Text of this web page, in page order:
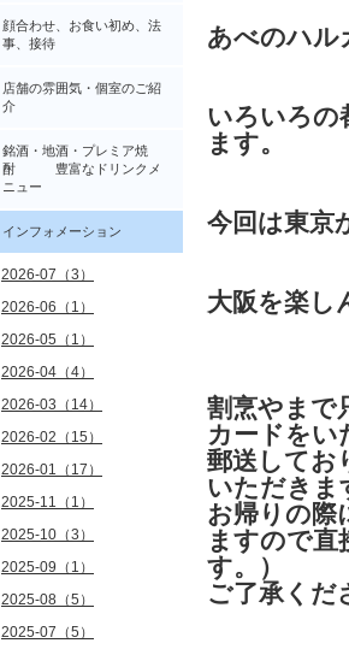
あべのハル
いろいろの
ます。
今回は東京
大阪を楽し
割烹やまで
カードをい
郵送してお
いただきま
お帰りの際
ますので
す。）
ご了承くだ
顔合わせ、お食い初め、法
事、接待
店舗の雰囲気・個室のご紹
介
銘酒・地酒・プレミア焼
酎 豊富なドリンクメ
ニュー
インフォメーション
2026-07（3）
2026-06（1）
2026-05（1）
2026-04（4）
2026-03（14）
2026-02（15）
2026-01（17）
2025-11（1）
2025-10（3）
2025-09（1）
2025-08（5）
2025-07（5）